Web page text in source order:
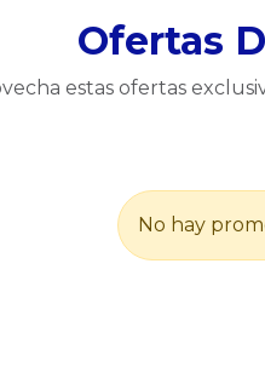
Ofertas
estas ofertas
No hay